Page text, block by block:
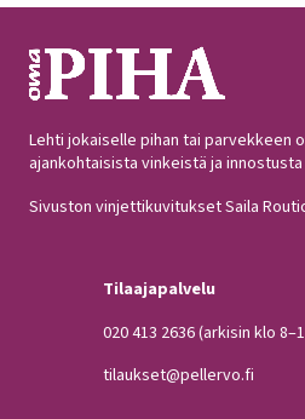
Lehti jokaiselle pihan tai parvekkeen
ajankohtaisista vinkeistä ja
Sivuston vinjettikuvitukset Saila
Tilaajapalvelu
020 413 2636(arkisin klo
tilaukset@pellervo.fi